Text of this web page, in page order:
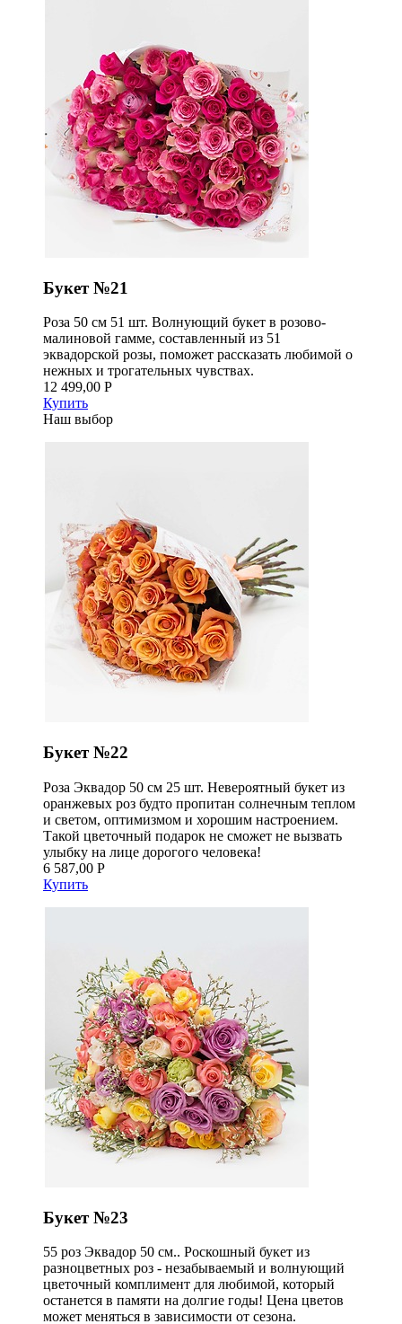
Букет №21
Роза 50 см 51 шт. Волнующий букет в розово-
малиновой гамме, составленный из 51
эквадорской розы, поможет рассказать любимой о
нежных и трогательных чувствах.
12 499,00 Р
Купить
Наш выбор
Букет №22
Роза Эквадор 50 см 25 шт. Невероятный букет из
оранжевых роз будто пропитан солнечным теплом
и светом, оптимизмом и хорошим настроением.
Такой цветочный подарок не сможет не вызвать
улыбку на лице дорогого человека!
6 587,00 Р
Купить
Букет №23
55 роз Эквадор 50 см.. Роскошный букет из
разноцветных роз - незабываемый и волнующий
цветочный комплимент для любимой, который
останется в памяти на долгие годы! Цена цветов
может меняться в зависимости от сезона.